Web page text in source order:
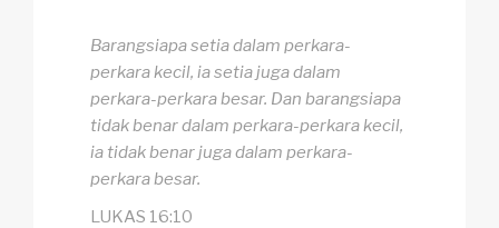
Barangsiapa setia dalam perkara-
perkara kecil, ia setia juga dalam
perkara-perkara besar. Dan barangsiapa
tidak benar dalam perkara-perkara kecil,
ia tidak benar juga dalam perkara-
perkara besar.
LUKAS 16:10